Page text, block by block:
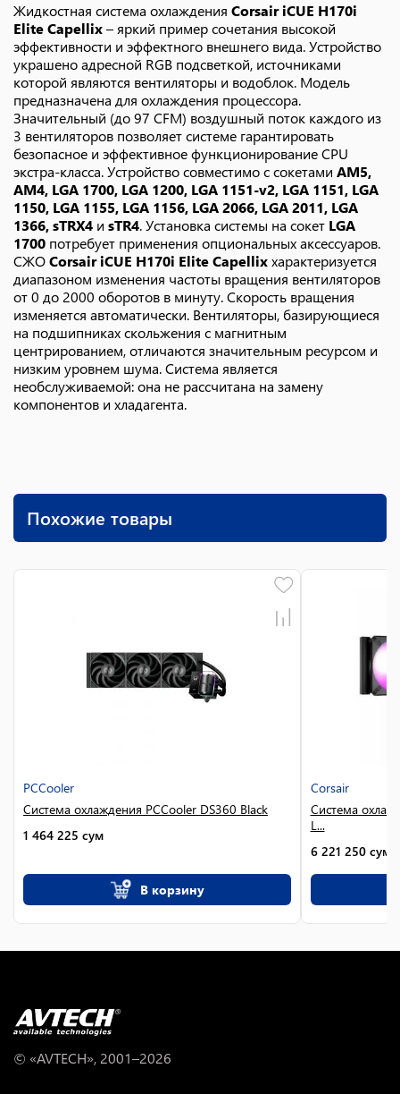
Жидкостная система охлаждения Corsair iCUE H170i
Elite Capellix– яркий пример сочетания высокой
эффективности и эффектного внешнего вида. Устройство
украшено адресной RGB подсветкой, источниками
которой являются вентиляторы и водоблок. Модель
предназначена для охлаждения процессора.
Значительный (до 97 CFM) воздушный поток каждого из
3 вентиляторов позволяет системе гарантировать
безопасное и эффективное функционирование CPU
экстра-класса. Устройство совместимо с сокетами AM5,
AM4, LGA 1700, LGA 1200, LGA 1151-v2, LGA 1151, LGA
1150, LGA 1155, LGA 1156, LGA 2066, LGA 2011, LGA
1366, sTRX4 и sTR4. Установка системы на сокет LGA
1700 потребует применения опциональных аксессуаров.
СЖОCorsair iCUE H170i Elite Capellixхарактеризуется
диапазоном изменения частоты вращения вентиляторов
от 0 до 2000 оборотов в минуту. Скорость вращения
изменяется автоматически. Вентиляторы, базирующиеся
на подшипниках скольжения с магнитным
центрированием, отличаются значительным ресурсом и
низким уровнем шума. Система является
необслуживаемой: она не рассчитана на замену
компонентов и хладагента.
Похожие товары
PCCooler
Система охлаждения PCCooler DS360 Black
1 464 225 сум
В корзину
Corsair
Система
L...
6 221 250 сум
© «AVTECH», 2001–2026